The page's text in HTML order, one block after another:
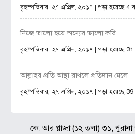
বৃহস্পতিবার, ২৭ এপ্রিল, ২০১৭ | পড়া হয়েছে 4
নিজে ভালো হয়ে অন্যের ভালো করি
বৃহস্পতিবার, ২৭ এপ্রিল, ২০১৭ | পড়া হয়েছে 31
আল্লাহর প্রতি আস্থা রাখলে প্রতিদান মেলে
বৃহস্পতিবার, ২৭ এপ্রিল, ২০১৭ | পড়া হয়েছে 39
কে. আর প্লাজা (১২ তলা) ৩১,